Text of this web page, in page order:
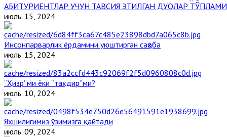
АБИТУРИЕНТЛАР УЧУН ТАВСИЯ ЭТИЛГАН ДУОЛАР ТЎПЛАМИ
июль. 15, 2024
Инсонпарварлик ёрдамини уюштирган саҳоба
июль. 15, 2024
“Ҳизр”ми ёки “тақдир”ми?
июль. 10, 2024
Яхшилигимиз ўзимизга қайтади
июль. 09, 2024